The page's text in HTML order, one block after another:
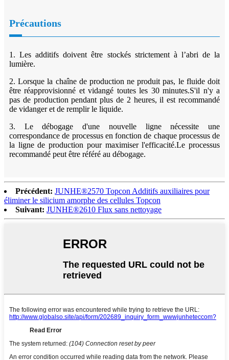
Précautions
1. Les additifs doivent être stockés strictement à l’abri de la
lumière.
2. Lorsque la chaîne de production ne produit pas, le fluide doit
être réapprovisionné et vidangé toutes les 30 minutes.S'il n'y a
pas de production pendant plus de 2 heures, il est recommandé
de vidanger et de remplir le liquide.
3. Le débogage d'une nouvelle ligne nécessite une
correspondance de processus en fonction de chaque processus de
la ligne de production pour maximiser l'efficacité.Le processus
recommandé peut être référé au débogage.
Précédent: JUNHE®2570 Topcon Additifs auxiliaires pour
éliminer le silicium amorphe des cellules Topcon
Suivant: JUNHE®2610 Flux sans nettoyage